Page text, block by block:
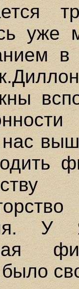
уже
нас
У